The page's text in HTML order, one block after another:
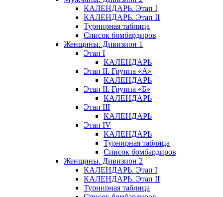
КАЛЕНДАРЬ. Этап I
КАЛЕНДАРЬ. Этап II
Турнирная таблица
Список бомбардиров
Женщины. Дивизион 1
Этап I
КАЛЕНДАРЬ
Этап II. Группа «А»
КАЛЕНДАРЬ
Этап II. Группа «Б»
КАЛЕНДАРЬ
Этап III
КАЛЕНДАРЬ
Этап IV
КАЛЕНДАРЬ
Турнирная таблица
Список бомбардиров
Женщины. Дивизион 2
КАЛЕНДАРЬ. Этап I
КАЛЕНДАРЬ. Этап II
Турнирная таблица